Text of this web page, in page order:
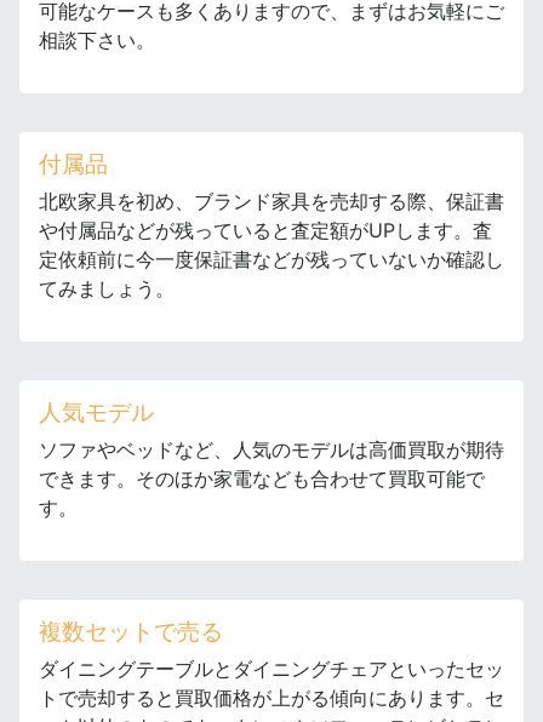
可能なケースも多くありますので、まずはお気軽にご
相談下さい。
付属品
北欧家具を初め、ブランド家具を売却する際、保証書
や付属品などが残っていると査定額がUPします。査
定依頼前に今一度保証書などが残っていないか確認し
てみましょう。
人気モデル
ソファやベッドなど、人気のモデルは高価買取が期待
できます。そのほか家電なども合わせて買取可能で
す。
複数セットで売る
ダイニングテーブルとダイニングチェアといったセッ
トで売却すると買取価格が上がる傾向にあります。セ